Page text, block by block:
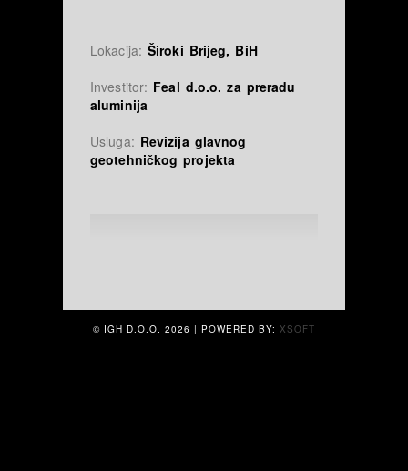
Lokacija: Široki Brijeg, BiH
Investitor: Feal d.o.o. za preradu
aluminija
Usluga: Revizija glavnog
geotehničkog projekta
© IGH D.O.O. 2026 | POWERED BY: XSOFT